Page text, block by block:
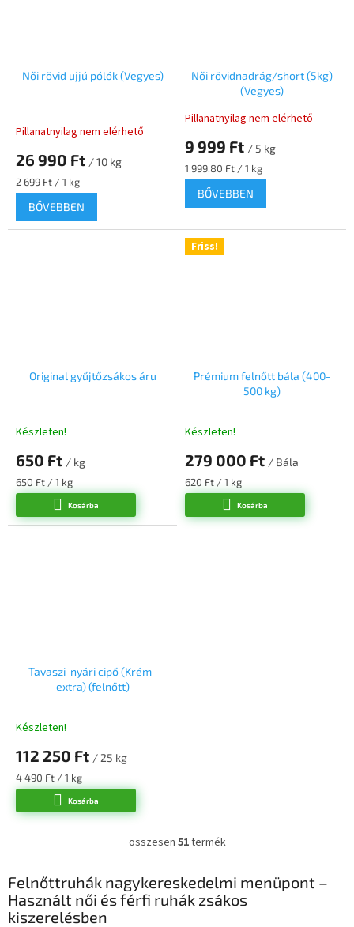
Női rövid ujjú pólók (Vegyes)
Pillanatnyilag nem elérhető
26 990 Ft / 10 kg
Egységár:
2 699 Ft / 1 kg
BŐVEBBEN
Női rövidnadrág/short (5kg)
(Vegyes)
A
átlagos
értékelése
5-
ből
5,0
csillag.
Pillanatnyilag nem elérhető
9 999 Ft / 5 kg
Egységár:
1 999,80 Ft / 1 kg
BŐVEBBEN
Original gyűjtőzsákos áru
Készleten!
650 Ft / kg
Egységár:
650 Ft / 1 kg
Kosárba
Friss!
Prémium felnőtt bála (400-
500 kg)
Készleten!
279 000 Ft / Bála
Egységár:
620 Ft / 1 kg
Kosárba
Tavaszi-nyári cipő (Krém-
extra) (felnőtt)
Készleten!
112 250 Ft / 25 kg
Egységár:
4 490 Ft / 1 kg
Kosárba
L
s
t
a
összesen 51termék
Felnőttruhák nagykereskedelmi menüpont –
Használt női és férfi ruhák zsákos
kiszerelésben